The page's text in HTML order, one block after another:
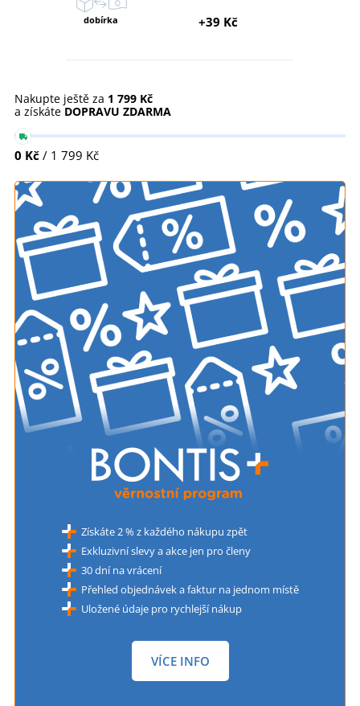
dobírka +39 Kč
Nakupte ještě za 1 799 Kč
a získáte DOPRAVU ZDARMA
0 Kč / 1 799 Kč
Získáte 2 % z každého nákupu zpět
Exkluzivní slevy a akce jen pro členy
30 dní na vrácení
Přehled objednávek a faktur na jednom místě
Uložené údaje pro rychlejší nákup
VÍCE INFO